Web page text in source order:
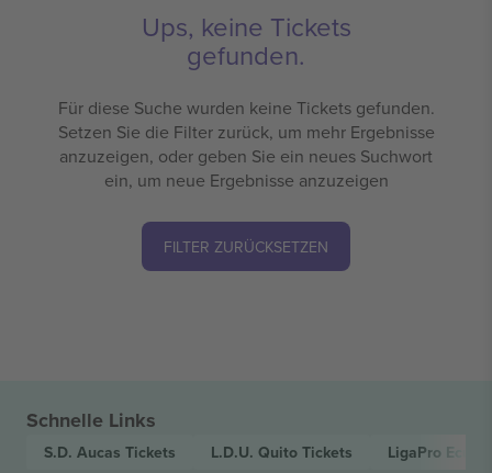
Ups, keine Tickets
gefunden.
Für diese Suche wurden keine Tickets gefunden.
Setzen Sie die Filter zurück, um mehr Ergebnisse
anzuzeigen, oder geben Sie ein neues Suchwort
ein, um neue Ergebnisse anzuzeigen
FILTER ZURÜCKSETZEN
Schnelle Links
S.D. Aucas Tickets L.D.U. Quito Tickets LigaPro